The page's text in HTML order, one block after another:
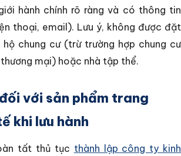
hành chính rõ ràng và có thông tin
thoại, email). Lưu ý, không được đặt
chung cư (trừ trường hợp chung cư
mại) hoặc nhà tập thể.
với sản phẩm trang
khi lưu hành
tất thủ tục thành lập công ty kinh